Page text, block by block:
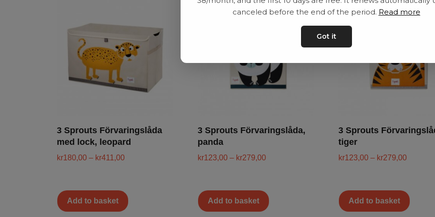
3 Sprouts Förvaringslåda
med lock, leopard
kr180,00 – kr411,00
Add to basket
3 Sprouts Förvaringslåda,
panda
kr123,00 – kr279,00
Add to basket
3 Sprouts
tiger
kr123,00 – kr279,00
Add to basket
canceled before the end of the period. Read more
Got it